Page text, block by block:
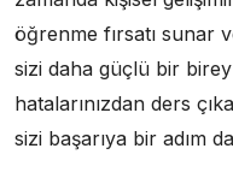
öğrenme fırsatı sunar
sizi daha güçlü bir
hatalarınızdan ders
sizi başarıya bir adım